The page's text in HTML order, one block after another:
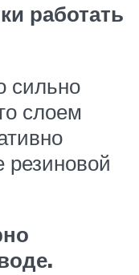
работать
сильно
слоем
резиновой